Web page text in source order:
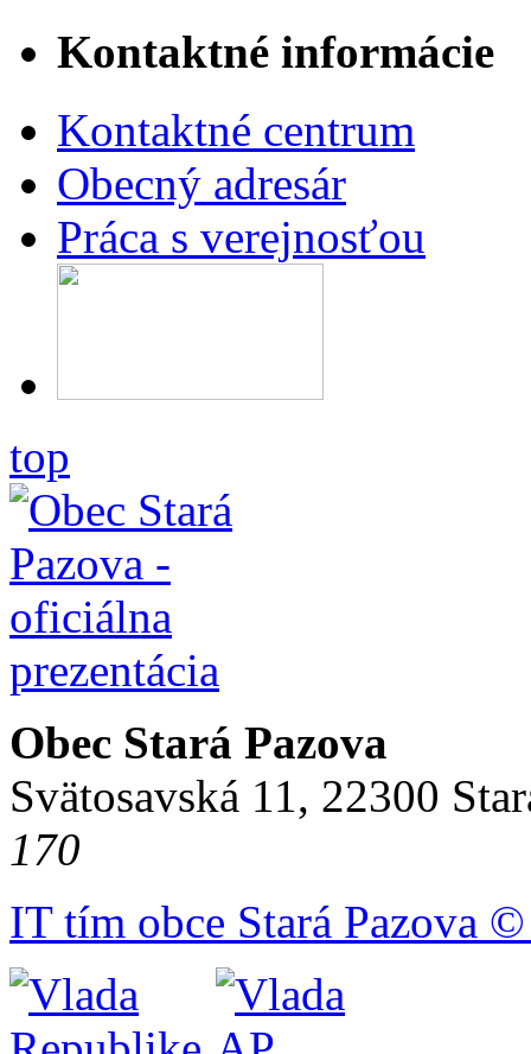
Kontaktné informácie
Kontaktné centrum
Obecný adresár
Práca s verejnosťou
top
Obec Stará Pazova
Svätosavská 11, 22300
170
IT tím obce Stará Pazova